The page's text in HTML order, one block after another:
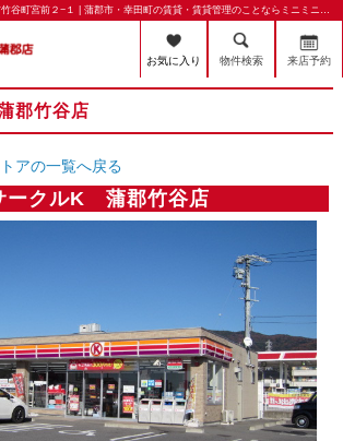
サークルK 蒲郡竹谷店 蒲郡市竹谷町宮前２−１ | 蒲郡市・幸田町の賃貸・賃貸管理のことならミニミニFC蒲郡店 丸七住宅株式会社
お気に入り 物件検索 来店予約
郡竹谷店
アの一覧へ戻る
ークルK 蒲郡竹谷店